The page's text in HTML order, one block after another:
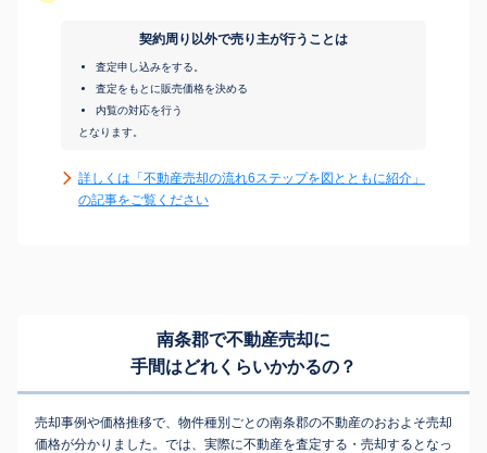
契約周り以外で売り主が行うことは
査定申し込みをする。
査定をもとに販売価格を決める
内覧の対応を行う
となります。
詳しくは「不動産売却の流れ6ステップを図とともに紹介」
の記事をご覧ください
南条郡で不動産売却に
手間はどれくらいかかるの？
売却事例や価格推移で、物件種別ごとの南条郡の不動産のおおよそ売却
価格が分かりました。では、実際に不動産を査定する・売却するとなっ